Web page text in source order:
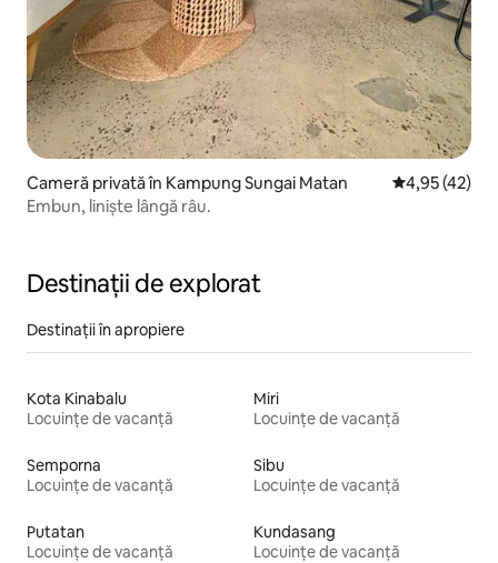
Cameră privată în Kampung Sungai Matan Scor mediu
4,95 (42)
Embun, liniște lângă râu.
Destinații de explorat
Destinații în apropiere
Kota Kinabalu
Locuințe de vacanță
Miri
Locuințe de vacanță
Semporna
Locuințe de vacanță
Sibu
Locuințe de vacanță
Putatan
Locuințe de vacanță
Kundasang
Locuințe de vacanță